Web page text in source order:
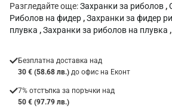
Разгледайте още:Захранки за риболов ,
Риболов на фидер ,Захранки за фидер
плувка ,Захранки за риболов на плувка ,
Безплатна доставка над
30 € (58.68 лв.) до офис на Еконт
7% отстъпка за поръчки над
50 € (97.79 лв.)